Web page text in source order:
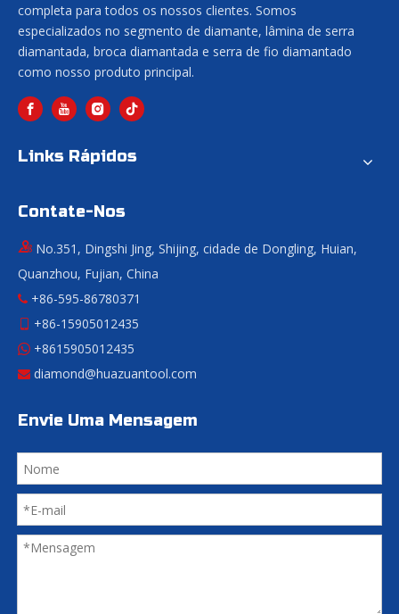
completa para todos os nossos clientes. Somos
especializados no segmento de diamante, lâmina de serra
diamantada, broca diamantada e serra de fio diamantado
como nosso produto principal.
Links Rápidos
Contate-Nos
No.351, Dingshi Jing, Shijing, cidade de Dongling, Huian,
Quanzhou, Fujian, China
 +86-595-86780371
+86-15905012435
 +8615905012435
 diamond@huazuantool.com
Envie Uma Mensagem